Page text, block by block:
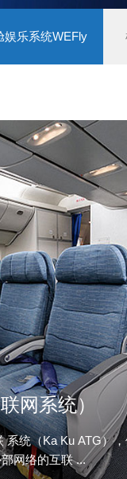
娱乐系统WEFly
网系统）
系统（Ka Ku ATG）
网络的互联 ...